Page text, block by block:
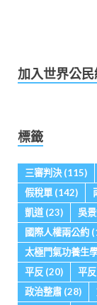
加入世界公
標籤
三審判決(115)
假稅單 (142)
凱道(23) 吳
國際人權兩公約
太極門氣功養生
平反 (20) 平
政治整肅 (28)